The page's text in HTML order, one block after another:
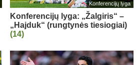
Konferencijų lyga
Konferencijų lyga: „Žalgiris“ –
„Hajduk“ (rungtynės tiesiogiai)
(14)